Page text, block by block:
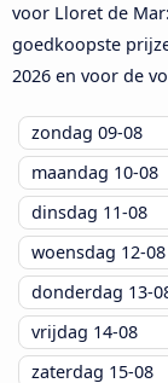
voor Lloret de
goedkoopste
2026 en voor de
zondag 09-08
maandag 10-08
dinsdag 11-08
woensdag 12-08
donderdag 13-
vrijdag 14-08
zaterdag 15-08